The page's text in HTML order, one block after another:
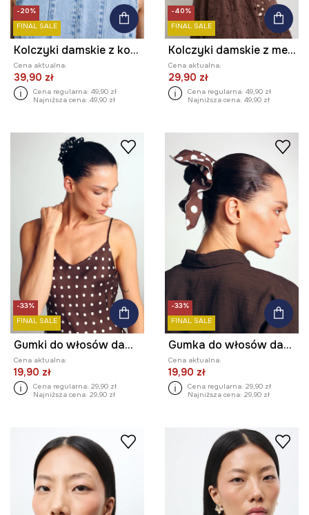
-20%
FINAL SALE
Kolczyki damskie z koralików
Cena aktualna:
39,90 zł
Cena regularna: 49,90 zł
Najniższa cena: 49,90 zł
-40%
FINAL SALE
Kolczyki damskie z metalu i stali nierdzewnej
Cena aktualna:
29,90 zł
Cena regularna: 49,90 zł
Najniższa cena: 49,90 zł
-33%
FINAL SALE
Gumki do włosów damskie 2-pack
Cena aktualna:
19,90 zł
Cena regularna: 29,90 zł
Najniższa cena: 29,90 zł
-33%
FINAL SALE
Gumka do włosów damska
Cena aktualna:
19,90 zł
Cena regularna: 29,90 zł
Najniższa cena: 29,90 zł